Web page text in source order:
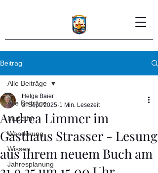
Beitrag
Alle Beiträge
Museum
Wanderung
Wissen
Jahresplanung
Alle Beiträge
Andrea Limmer im
Gasthaus Strasser - Lesung
aus ihrem neuem Buch am
Helga Baier
3. Sept. 2025 1 Min. Lesezeit